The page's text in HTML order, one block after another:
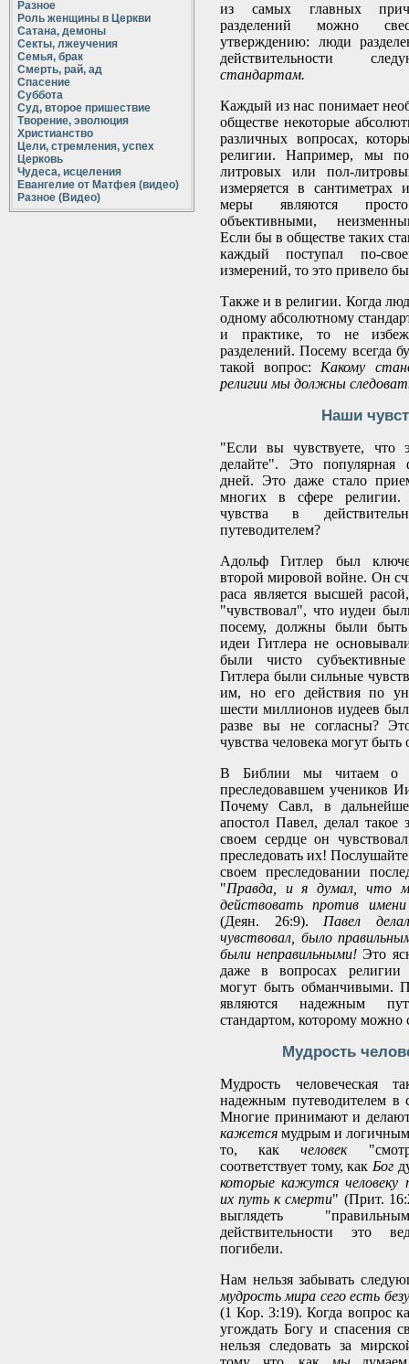
Разное
Роль женщины в Церкви
Сатана, демоны
Секты, лжеучения
Семья, брак
Смерть, рай, ад
Спасение
Суббота
Суд, второе пришествие
Творение, эволюция
Христианство
Цели, стремления, успех
Церковь
Чудеса, исцеления
Евангелие от Матфея (видео)
Разное (Видео)
из самых главных
разделений можно
утверждению: люди
действительности
стандартам.
Каждый из нас понимает
обществе некоторые
различных вопросах,
религии. Например, мы
литровых или пол-
измеряется в сантиметрах
меры являются
объективными,
Если бы в обществе таких
каждый поступал по-
измерений, то это привело
Также и в религии. Когда
одному абсолютному
и практике, то не
разделений. Посему всегда
такой вопрос: Какому
религии мы должны
Наши
"Если вы чувствуете, что
делайте". Это популярная
дней. Это даже стало
многих в сфере
чувства в
путеводителем?
Адольф Гитлер был
второй мировой войне. Он
раса является высшей
"чувствовал", что иудеи
посему, должны были
идеи Гитлера не
были чисто
Гитлера были сильные
им, но его действия по
шести миллионов иудеев
разве вы не согласны?
чувства человека могут
В Библии мы читаем о
преследовавшем учеников
Почему Савл, в
апостол Павел, делал
своем сердце он
преследовать их!
своем преследовании
"Правда, и я думал, что
действовать против
(Деян. 26:9). Павел
чувствовал, было
были неправильными! Это
даже в вопросах религии
могут быть обманчивыми.
являются надежным
стандартом, которому можно
Мудрость
Мудрость человеческая
надежным путеводителем в
Многие принимают и
кажется мудрым и
то, какчеловек
соответствует тому, как Бог
которые кажутся человеку
их путь к смерти" (Прит.
выглядеть
действительности это
погибели.
Нам нельзя забывать
мудрость мира сего есть
(1 Кор. 3:19). Когда вопрос
угождать Богу и спасения
нельзя следовать за